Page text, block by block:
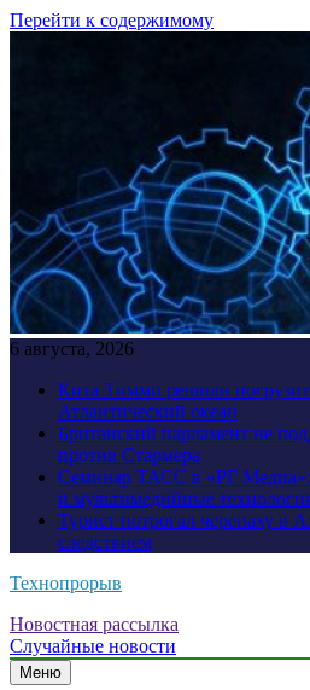
Перейти к содержимому
6 августа, 2026
Кита Тимми решили
Атлантический океан
Британский парламент не
против Стармера
Семинар ТАСС в «РГ Медиа»:
и мультимедийные
Турист потрогал черепаху в
следствием
Технопрорыв
Новостная рассылка
Случайные новости
Меню